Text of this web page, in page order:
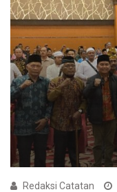
Redaksi Catatan